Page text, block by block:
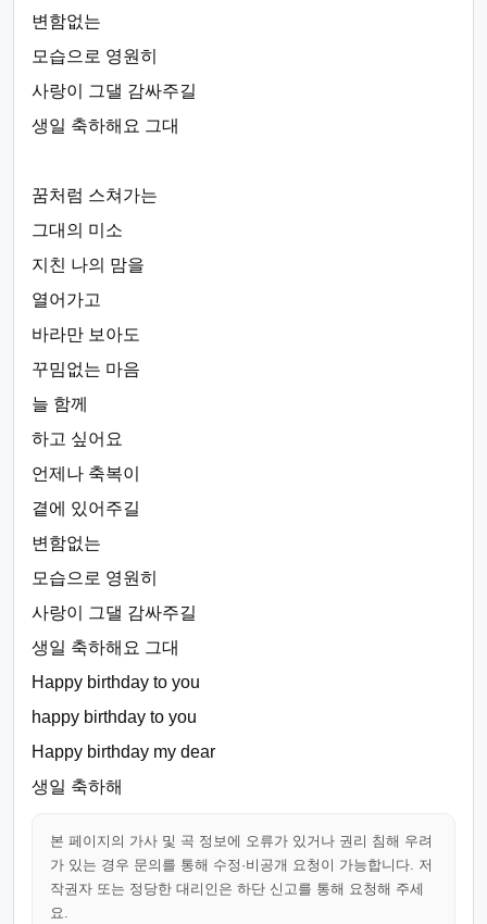
변함없는
모습으로 영원히
사랑이 그댈 감싸주길
생일 축하해요 그대
꿈처럼 스쳐가는
그대의 미소
지친 나의 맘을
열어가고
바라만 보아도
꾸밈없는 마음
늘 함께
하고 싶어요
언제나 축복이
곁에 있어주길
변함없는
모습으로 영원히
사랑이 그댈 감싸주길
생일 축하해요 그대
Happy birthday to you
happy birthday to you
Happy birthday my dear
생일 축하해
본 페이지의 가사 및 곡 정보에 오류가 있거나 권리 침해 우려
가 있는 경우 문의를 통해 수정·비공개 요청이 가능합니다. 저
작권자 또는 정당한 대리인은 하단 신고를 통해 요청해 주세
요.